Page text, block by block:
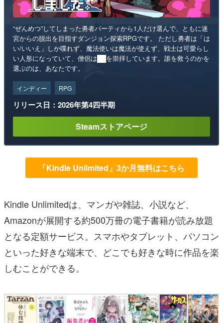
“ぜんめつ”してしまった勇者パーティから1人だけ選んで、ともに迷
宮からの脱出を目指すダンジョン探索RPGです。 ただし勇者は「は
い/いいえ」しか喋れず、魔法使いは魔法が使えず、戦士は可愛らし
い人形になっていて、僧侶は██を崇拝しています。誰を救うのかを
選ぶのは、あなたです。
インディー RPG
リリース日：2026年第4四半期
Steamストアページ
「Kindle Unlimited」3か月無料はこちら
Kindle Unlimitedは、マンガや雑誌、小説など、
Amazonが展開する約500万冊の電子書籍が読み放題
となる定額サービス。スマホやタブレット、パソコン
といった好きな端末で、どこでも好きな時に作品を楽
しむことができる。